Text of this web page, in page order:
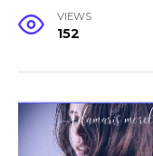
VIEWS
152